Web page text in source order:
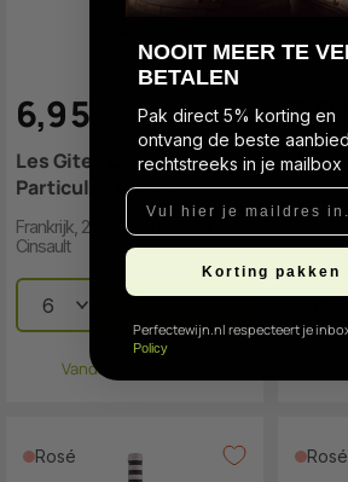
6,95
Les Gites Cuvee
Particuliere Rosé
Frankrijk, 2024, Grenache Noir,
Cinsault
Vandaag verzonden
7,9
Rosé Rosé
NOOIT MEER TE
BETALEN
Pak direct 5% korting en
ontvang de beste
rechtstreeks in je mailbox
Vul hier je maildres in...
Korting pakken
Perfectewijn.nl respecteert je
Policy